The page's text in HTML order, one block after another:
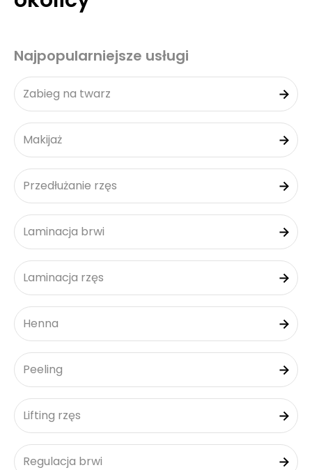
Najpopularniejsze usługi
Zabieg na twarz
Makijaż
Przedłużanie rzęs
Laminacja brwi
Laminacja rzęs
Henna
Peeling
Lifting rzęs
Regulacja brwi